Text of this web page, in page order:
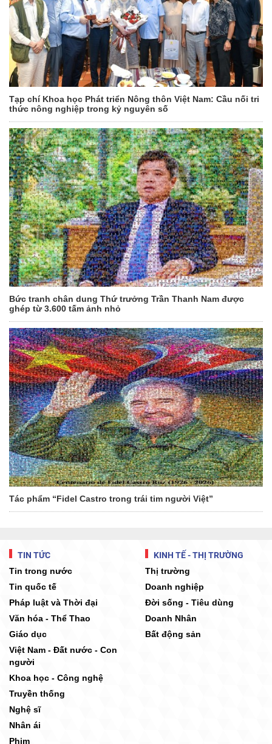
Tạp chí Khoa học Phát triển Nông thôn Việt Nam: Cầu nối tri
thức nông nghiệp trong kỷ nguyên số
Bức tranh chân dung Thứ trưởng Trần Thanh Nam được
ghép từ 3.600 tấm ảnh nhỏ
Tác phẩm “Fidel Castro trong trái tim người Việt”
TIN TỨC
Tin trong nước
Tin quốc tế
Pháp luật và Thời đại
Văn hóa - Thể Thao
Giáo dục
Việt Nam - Đất nước - Con
người
Khoa học - Công nghệ
Truyền thống
Nghệ sĩ
Nhân ái
Phim
KINH TẾ - THỊ TRƯỜNG
Thị trường
Doanh nghiệp
Đời sống - Tiêu dùng
Doanh Nhân
Bất động sản